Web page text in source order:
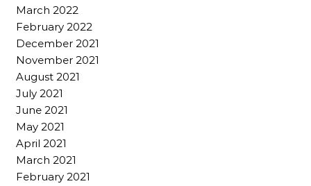
March 2022
February 2022
December 2021
November 2021
August 2021
July 2021
June 2021
May 2021
April 2021
March 2021
February 2021